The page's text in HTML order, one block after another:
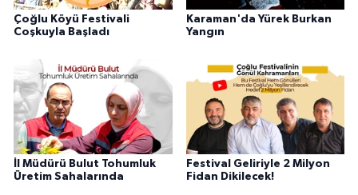
Çoğlu Köyü Festivali
Coşkuyla Başladı
Karaman'da Yürek Burkan
Yangın
İl Müdürü Bulut Tohumluk
Üretim Sahalarında
Festival Geliriyle 2 Milyon
Fidan Dikilecek!